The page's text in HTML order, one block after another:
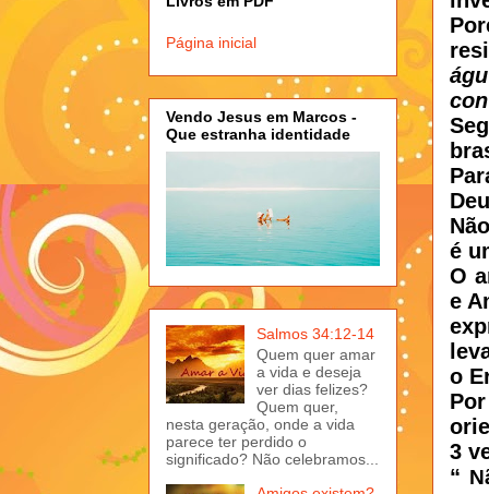
é
O
e
o
3
“
Página inicial
Vendo Jesus em Marcos -
Que estranha identidade
Salmos 34:12-14
Quem quer amar
a vida e deseja
ver dias felizes?
Quem quer,
nesta geração, onde a vida
parece ter perdido o
significado? Não celebramos...